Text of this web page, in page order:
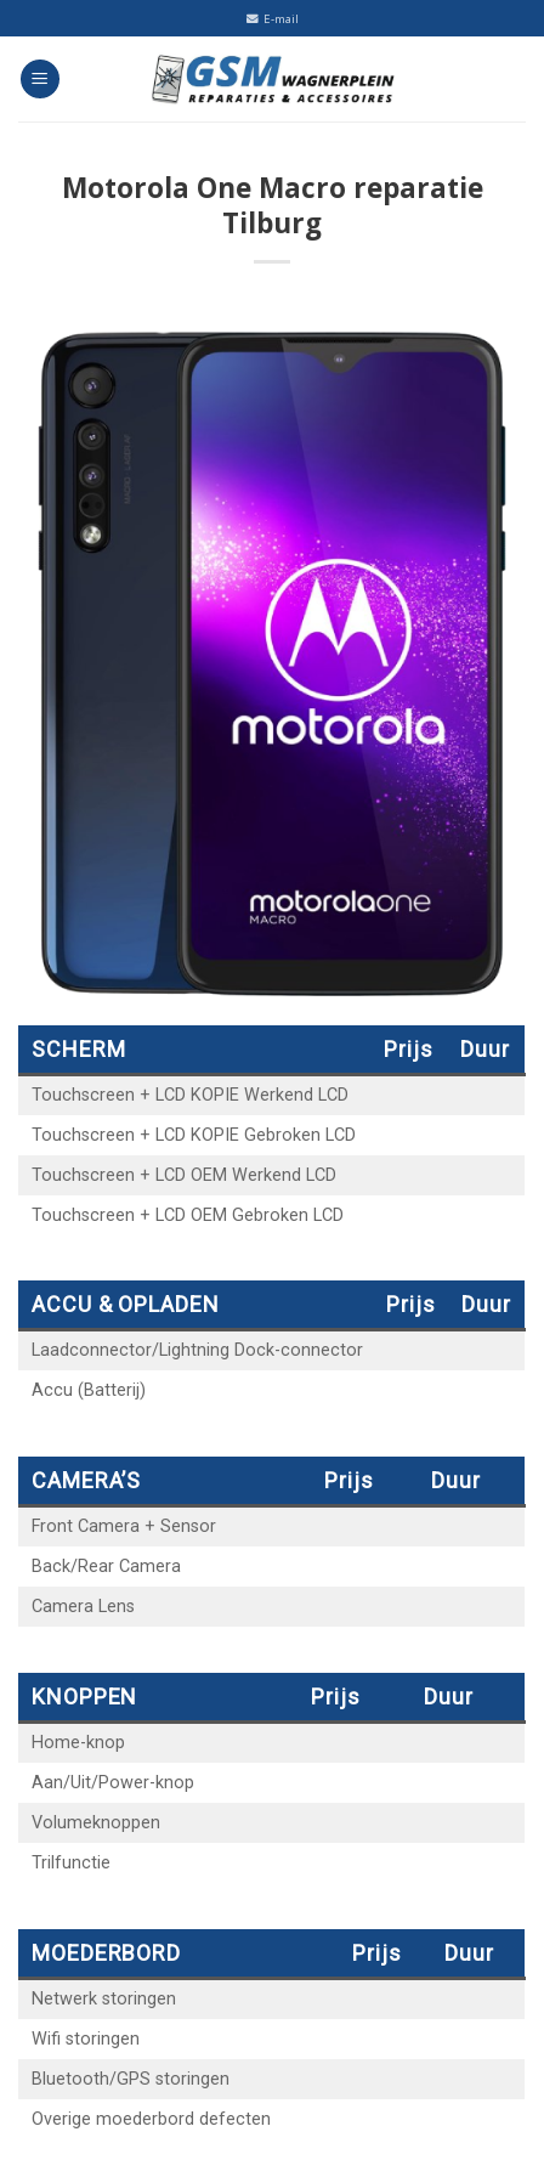
to
content
E-mail
Motorola One Macro reparatie
Tilburg
SCHERM Prijs Duur
Touchscreen + LCD KOPIE Werkend LCD
Touchscreen + LCD KOPIE Gebroken LCD
Touchscreen + LCD OEM Werkend LCD
Touchscreen + LCD OEM Gebroken LCD
ACCU & OPLADEN Prijs Duur
Laadconnector/Lightning Dock-connector
Accu (Batterij)
CAMERA’S Prijs Duur
Front Camera + Sensor
Back/Rear Camera
Camera Lens
KNOPPEN Prijs Duur
Home-knop
Aan/Uit/Power-knop
Volumeknoppen
Trilfunctie
MOEDERBORD Prijs Duur
Netwerk storingen
Wifi storingen
Bluetooth/GPS storingen
Overige moederbord defecten